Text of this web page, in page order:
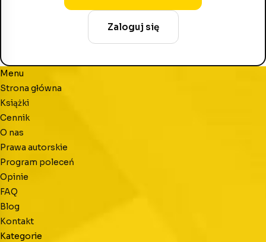
Zaloguj się
Menu
Strona główna
Książki
Cennik
O nas
Prawa autorskie
Program poleceń
Opinie
FAQ
Blog
Kontakt
Kategorie